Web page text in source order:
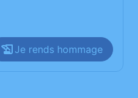
Je rends hommage